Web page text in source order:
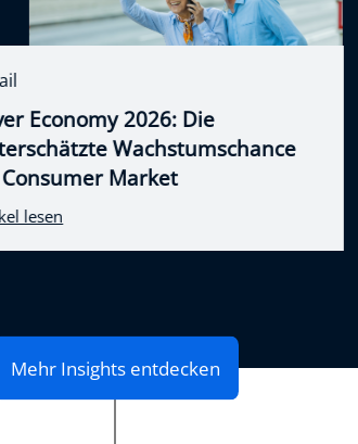
Economy 2026: Die
Wachstumschance
Market
Mehr Insights entdecken